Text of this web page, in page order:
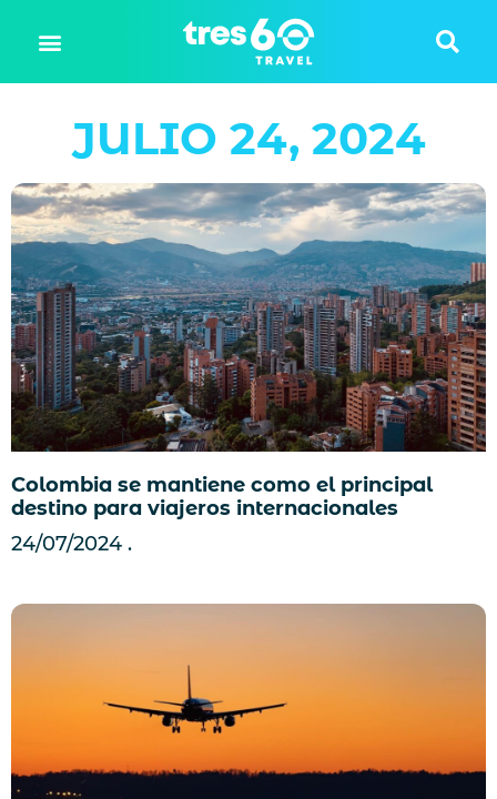
JULIO 24, 2024
Colombia se mantiene como el principal
destino para viajeros internacionales
24/07/2024